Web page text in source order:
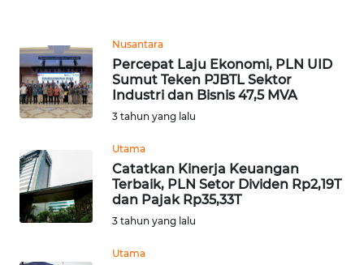
Nusantara
Percepat Laju Ekonomi, PLN UID
Sumut Teken PJBTL Sektor
Industri dan Bisnis 47,5 MVA
3 tahun yang lalu
Utama
Catatkan Kinerja Keuangan
Terbaik, PLN Setor Dividen Rp2,19T
dan Pajak Rp35,33T
3 tahun yang lalu
Utama
KALTARA
WN
KALSEL
WN
KALTIM
WN